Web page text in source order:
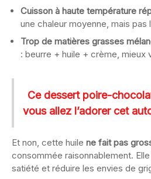
Cuisson à haute température
une chaleur moyenne, mais
Trop de matières grasses
: beurre + huile + crème, mieux
Ce dessert poire-
vous allez l’adorer cet
Et non, cette huile ne fait pas
consommée raisonnablement.
satiété et réduire les envies de